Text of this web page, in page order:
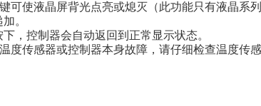
可使液晶屏背光点亮或熄灭（此功能只有液晶系
。
，控制器会自动返回到正常显示状态。
度传感器或控制器本身故障，请仔细检查温度传感